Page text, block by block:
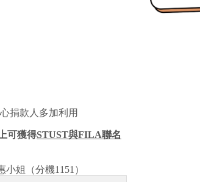
捐款人多加利用
可獲得STUST與FILA聯名
小姐（分機1151 ）